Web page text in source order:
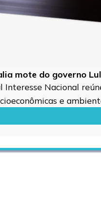
mote do governo
Nacional
e